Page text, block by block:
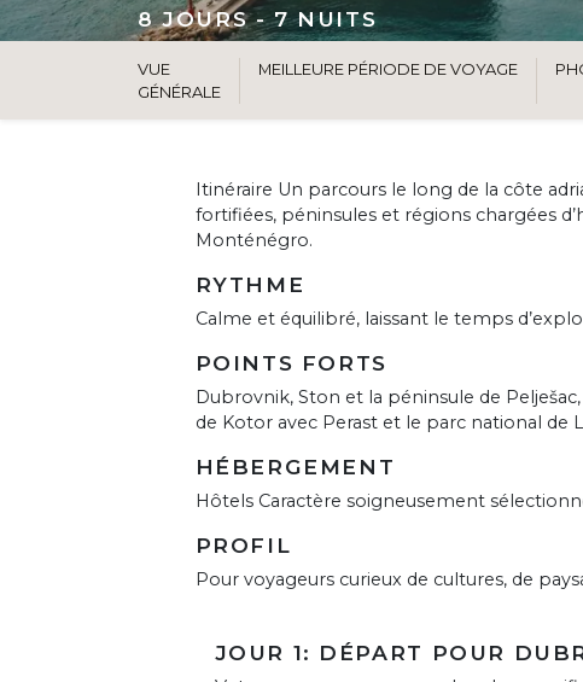
8 JOURS - 7 NUITS
VUE
GÉNÉRALE
MEILLEURE PÉRIODE DE VOYAGE
Itinéraire Un parcours le long de la côte
fortifiées, péninsules et régions chargées
Monténégro.
RYTHME
Calme et équilibré, laissant le temps
POINTS FORTS
Dubrovnik, Ston et la péninsule de
de Kotor avec Perast et le parc national de
HÉBERGEMENT
Hôtels Caractère soigneusement
PROFIL
Pour voyageurs curieux de cultures, de
JOUR 1: DÉPART POUR